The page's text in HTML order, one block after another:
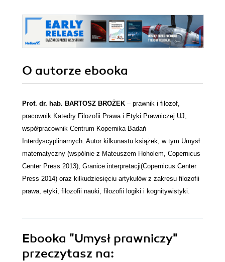
O autorze ebooka
Prof. dr. hab. BARTOSZ BROŻEK – prawnik i filozof,
pracownik Katedry Filozofii Prawa i Etyki Prawniczej UJ,
współpracownik Centrum Kopernika Badań
Interdyscyplinarnych. Autor kilkunastu książek, w tym Umysł
matematyczny (wspólnie z Mateuszem Hoholem, Copernicus
Center Press 2013), Granice interpretacji(Copernicus Center
Press 2014) oraz kilkudziesięciu artykułów z zakresu filozofii
prawa, etyki, filozofii nauki, filozofii logiki i kognitywistyki.
Ebooka "Umysł prawniczy"
przeczytasz na: